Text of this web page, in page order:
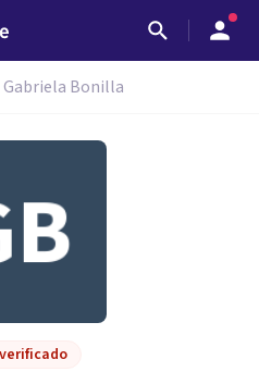
Gabriela Bonilla